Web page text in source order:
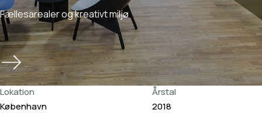
Fællesarealerogkreativtmiljø
Lokation
København
Årstal
2018